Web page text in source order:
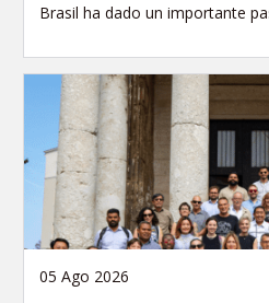
Brasil ha dado un importante
05 Ago 2026